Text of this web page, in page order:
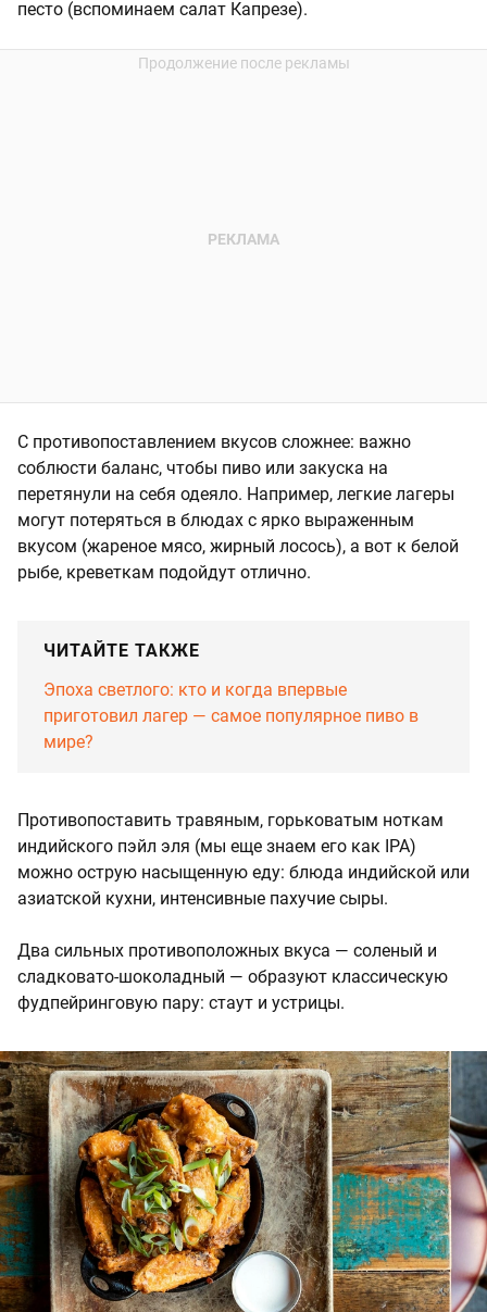
песто (вспоминаем салат Капрезе).
С противопоставлением вкусов сложнее: важно
соблюсти баланс, чтобы пиво или закуска на
перетянули на себя одеяло. Например, легкие лагеры
могут потеряться в блюдах с ярко выраженным
вкусом (жареное мясо, жирный лосось), а вот к белой
рыбе, креветкам подойдут отлично.
ЧИТАЙТЕ ТАКЖЕ
Эпоха светлого: кто и когда впервые
приготовил лагер — самое популярное пиво в
мире?
Противопоставить травяным, горьковатым ноткам
индийского пэйл эля (мы еще знаем его как IPA)
можно острую насыщенную еду: блюда индийской или
азиатской кухни, интенсивные пахучие сыры.
Два сильных противоположных вкуса — соленый и
сладковато-шоколадный — образуют классическую
фудпейринговую пару: стаут и устрицы.